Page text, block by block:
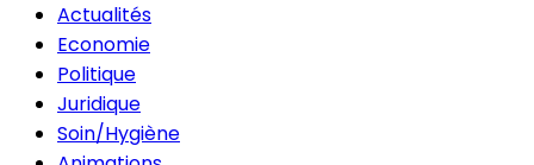
Actualités
Economie
Politique
Juridique
Soin/Hygiène